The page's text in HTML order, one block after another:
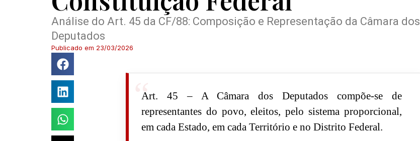
Análise do Art. 45 da CF/88: Composição e Representação da Câmara dos
Deputados
Publicado em 23/03/2026
Art. 45 – A Câmara dos Deputados compõe-se de
representantes do povo, eleitos, pelo sistema proporcional,
em cada Estado, em cada Território e no Distrito Federal.